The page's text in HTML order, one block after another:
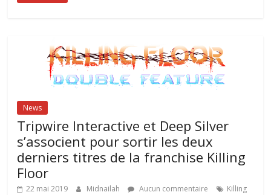
News
Tripwire Interactive et Deep Silver
s’associent pour sortir les deux
derniers titres de la franchise Killing
Floor
22 mai 2019 Midnailah Aucun commentaire
Killing